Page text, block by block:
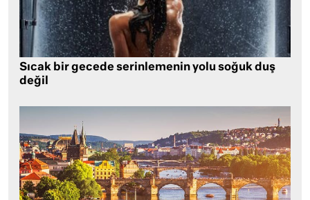
Sıcak bir gecede serinlemenin yolu soğuk duş
değil